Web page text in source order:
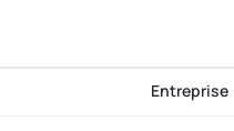
Entreprise